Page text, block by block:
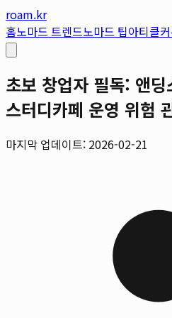
roam.kr
홈노마드 트렌드노마드 팁아티클
초보 창업자 필독: 앤
스터디카페 운영 위험
마지막 업데이트: 2026-02-21